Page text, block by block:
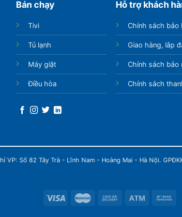
Bán chạy
Tivi
Tủ lạnh
Máy giặt
Điều hòa
Hỗ trợ khách
Chính sách bảo
Giao hàng, lắp
Chính sách bảo
Chính sách
Số 82 Tây Trà - Lĩnh Nam - Hoàng Mai - Hà Nội.